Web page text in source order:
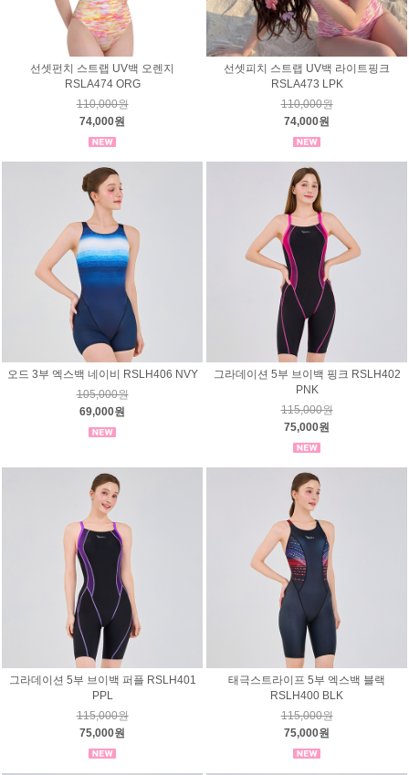
선셋펀치 스트랩 UV백 오렌지
RSLA474 ORG
110,000원
74,000원
선셋피치 스트랩 UV백 라이트핑크
RSLA473 LPK
110,000원
74,000원
오드 3부 엑스백 네이비 RSLH406 NVY
105,000원
69,000원
그라데이션 5부 브이백 핑크 RSLH402
PNK
115,000원
75,000원
그라데이션 5부 브이백 퍼플 RSLH401
PPL
115,000원
75,000원
태극스트라이프 5부 엑스백 블랙
RSLH400 BLK
115,000원
75,000원